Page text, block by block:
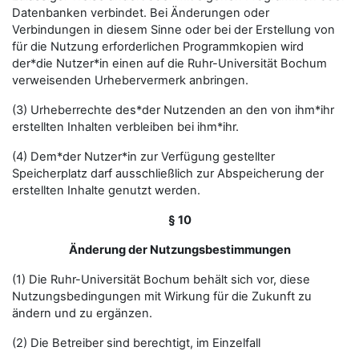
Datenbanken verbindet. Bei Änderungen oder
Verbindungen in diesem Sinne oder bei der Erstellung von
für die Nutzung erforderlichen Programmkopien wird
der*die Nutzer*in einen auf die Ruhr-Universität Bochum
verweisenden Urhebervermerk anbringen.
(3) Urheberrechte des*der Nutzenden an den von ihm*ihr
erstellten Inhalten verbleiben bei ihm*ihr.
(4) Dem*der Nutzer*in zur Verfügung gestellter
Speicherplatz darf ausschließlich zur Abspeicherung der
erstellten Inhalte genutzt werden.
§ 10
Änderung der Nutzungsbestimmungen
(1) Die Ruhr-Universität Bochum behält sich vor, diese
Nutzungsbedingungen mit Wirkung für die Zukunft zu
ändern und zu ergänzen.
(2) Die Betreiber sind berechtigt, im Einzelfall